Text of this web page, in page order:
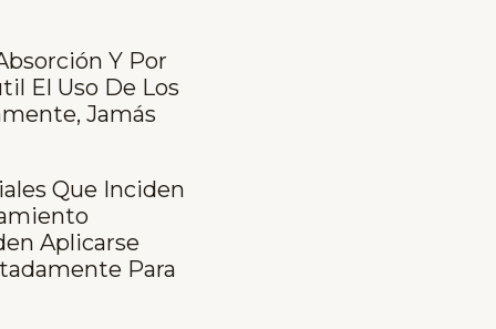
Y Por
El Uso De Los
Jamás
Que Inciden
Aplicarse
Para